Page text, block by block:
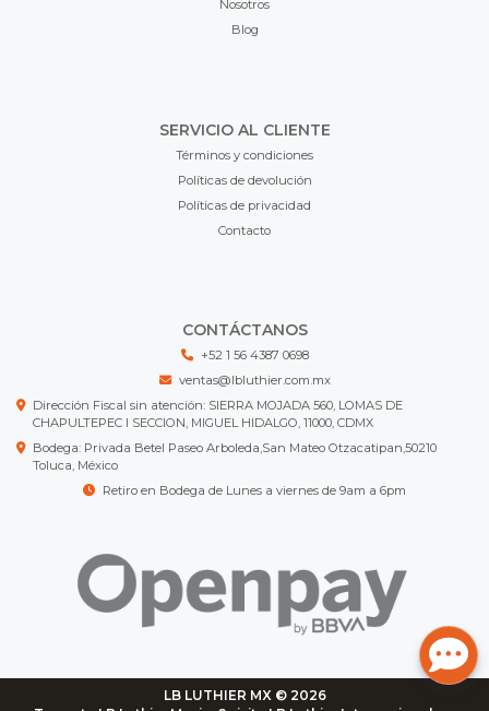
Nosotros
Blog
SERVICIO AL CLIENTE
Términos y condiciones
Políticas de devolución
Políticas de privacidad
Contacto
CONTÁCTANOS
+52 1 56 4387 0698
ventas@lbluthier.com.mx
Dirección Fiscal sin atención: SIERRA MOJADA 560, LOMAS DE
CHAPULTEPEC I SECCION, MIGUEL HIDALGO, 11000, CDMX
Bodega: Privada Betel Paseo Arboleda,San Mateo Otzacatipan,50210
Toluca, México
Retiro en Bodega de Lunes a viernes de 9am a 6pm
LB LUTHIER MX © 2026